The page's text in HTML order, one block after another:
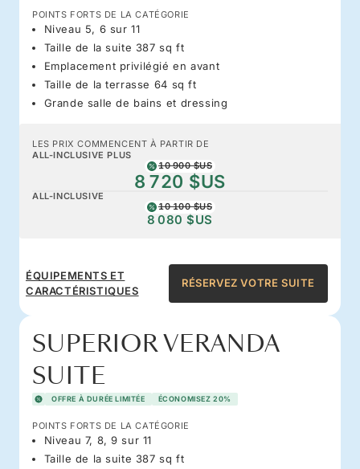
POINTS FORTS DE LA CATÉGORIE
Niveau 5, 6 sur 11
Taille de la suite 387 sq ft
Emplacement privilégié en avant
Taille de la terrasse 64 sq ft
Grande salle de bains et dressing
LES PRIX COMMENCENT À PARTIR DE
ALL-INCLUSIVE PLUS
10 900 $US
8 720 $US
ALL-INCLUSIVE
10 100 $US
8 080 $US
ÉQUIPEMENTS ET
CARACTÉRISTIQUES
RÉSERVEZ VOTRE SUITE
SUPERIOR VERANDA
SUITE
OFFRE À DURÉE LIMITÉE ÉCONOMISEZ 20%
POINTS FORTS DE LA CATÉGORIE
Niveau 7, 8, 9 sur 11
Taille de la suite 387 sq ft